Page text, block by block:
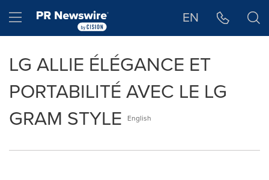
Hamburger menu EN
LG ALLIE ÉLÉGANCE ET
PORTABILITÉ AVEC LE LG
GRAM STYLE
English